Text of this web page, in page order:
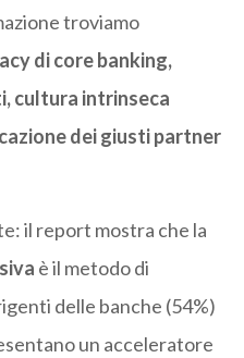
troviamo
di core banking,
cultura intrinseca
dei giusti partner
il report mostra che la
è il metodo di
delle banche (54%)
un acceleratore